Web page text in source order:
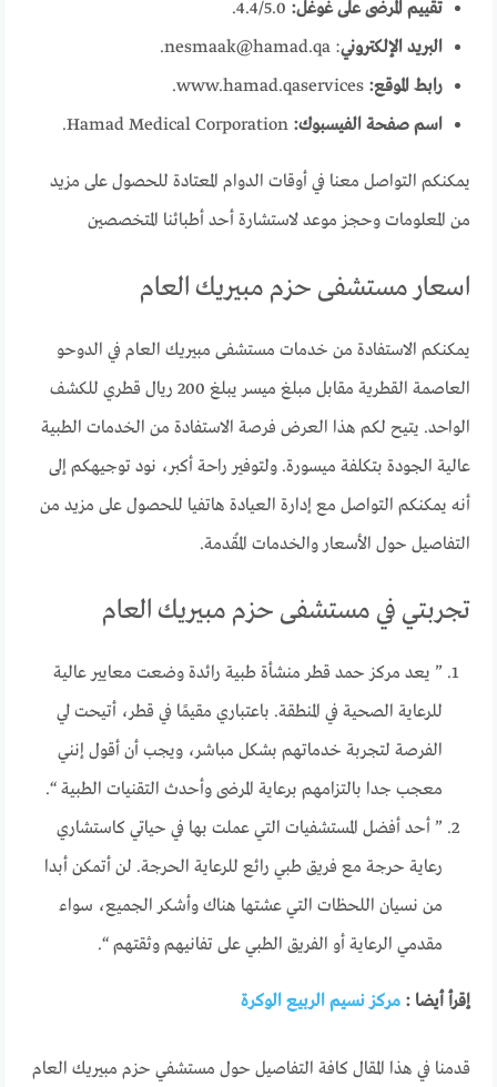
تقييم المرضى على غوغل:
البريد الإلكتروني: nesmaak@hamad.qa.
رابط الموقع: www.hamad.qaservices.
اسم صفحة الفيسبوك: Hamad Medical Corporation.
يمكنكم التواصل معنا في أوقات الدوام المعتادة للحصول على مزيد
من المعلومات وحجز موعد لاستشارة أحد أطبائنا المتخصصين
اسعار مستشفى حزم مبيريك العام
يمكنكم الاستفادة من خدمات مستشفى مبيريك العام في الدوحو
العاصمة القطرية مقابل مبلغ ميسر يبلغ 200 ريال قطري للكشف
الواحد. يتيح لكم هذا العرض فرصة الاستفادة من الخدمات الطبية
عالية الجودة بتكلفة ميسورة. ولتوفير راحة أكبر، نود توجيهكم إلى
أنه يمكنكم التواصل مع إدارة العيادة هاتفيا للحصول على مزيد من
التفاصيل حول الأسعار والخدمات المُقدمة.
تجربتي في مستشفى حزم مبيريك العام
” يعد مركز حمد قطر منشأة طبية رائدة وضعت معايير عالية
للرعاية الصحية في المنطقة. باعتباري مقيمًا في قطر، أتيحت لي
الفرصة لتجربة خدماتهم بشكل مباشر، ويجب أن أقول إنني
معجب جدا بالتزامهم برعاية المرضى وأحدث التقنيات الطبية “.
” أحد أفضل المستشفيات التي عملت بها في حياتي كاستشاري
رعاية حرجة مع فريق طبي رائع للرعاية الحرجة. لن أتمكن أبدا
من نسيان اللحظات التي عشتها هناك وأشكر الجميع، سواء
مقدمي الرعاية أو الفريق الطبي على تفانيهم وثقتهم “.
إقرأ أيضا :مركز نسيم الربيع الوكرة
قدمنا في هذا المقال كافة التفاصيل حول مستشفي حزم مبيريك العام